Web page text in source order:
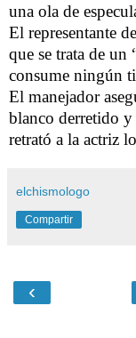
una ola de
El representante
que se trata de
consume ningún
El manejador
blanco derretido y
retrató a la actriz
elchismologo
Compartir
‹